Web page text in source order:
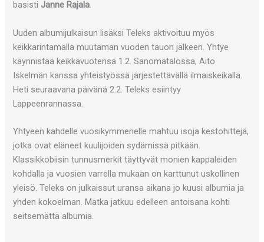
basisti Janne Rajala.
Uuden albumijulkaisun lisäksi Teleks aktivoituu myös
keikkarintamalla muutaman vuoden tauon jälkeen. Yhtye
käynnistää keikkavuotensa 1.2. Sanomatalossa, Aito
Iskelmän kanssa yhteistyössä järjestettävällä ilmaiskeikalla.
Heti seuraavana päivänä 2.2. Teleks esiintyy
Lappeenrannassa.
Yhtyeen kahdelle vuosikymmenelle mahtuu isoja kestohittejä,
jotka ovat eläneet kuulijoiden sydämissä pitkään.
Klassikkobiisin tunnusmerkit täyttyvät monien kappaleiden
kohdalla ja vuosien varrella mukaan on karttunut uskollinen
yleisö. Teleks on julkaissut uransa aikana jo kuusi albumia ja
yhden kokoelman. Matka jatkuu edelleen antoisana kohti
seitsemättä albumia.